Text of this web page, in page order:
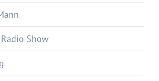
Show